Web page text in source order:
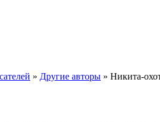
» Другие авторы » Никита-